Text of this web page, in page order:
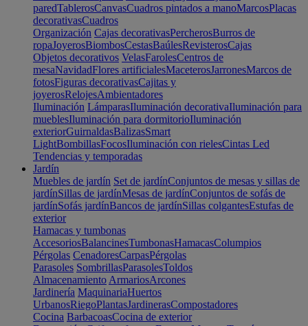
paredTablerosCanvasCuadros pintados a manoMarcosPlacas
decorativasCuadros
Organización Cajas decorativasPercherosBurros de
ropaJoyerosBiombosCestasBaúlesRevisterosCajas
Objetos decorativos VelasFarolesCentros de
mesaNavidadFlores artificialesMaceterosJarronesMarcos de
fotosFiguras decorativasCajitas y
joyerosRelojesAmbientadores
Iluminación LámparasIluminación decorativaIluminación para
mueblesIluminación para dormitorioIluminación
exteriorGuirnaldasBalizasSmart
LightBombillasFocosIluminación con rielesCintas Led
Tendencias y temporadas
Jardín
Muebles de jardín Set de jardínConjuntos de mesas y sillas de
jardínSillas de jardínMesas de jardínConjuntos de sofás de
jardínSofás jardínBancos de jardínSillas colgantesEstufas de
exterior
Hamacas y tumbonas
AccesoriosBalancinesTumbonasHamacasColumpios
Pérgolas CenadoresCarpasPérgolas
Parasoles SombrillasParasolesToldos
Almacenamiento ArmariosArcones
Jardinería MaquinariaHuertos
UrbanosRiegoPlantasJardinerasCompostadores
Cocina BarbacoasCocina de exterior